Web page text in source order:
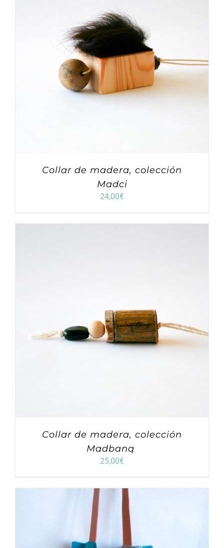
Collar de madera, colección
Madci
24,00€
Collar de madera, colección
Madbanq
25,00€